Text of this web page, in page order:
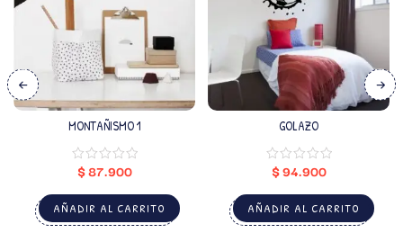
MONTAÑISMO 1
$87.900
AÑADIR AL CARRITO
GOLAZO
$94.900
AÑADIR AL CARRITO